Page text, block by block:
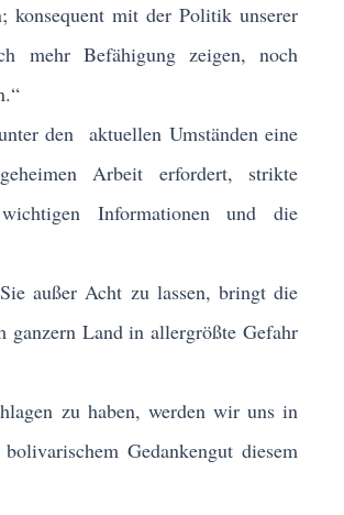
mit der Politik unserer
mehr Befähigung zeigen, noch
den aktuellen Umständen eine
Arbeit erfordert, strikte
Informationen und die
außer Acht zu lassen, bringt die
ganzern Land in allergrößte Gefahr
zu haben, werden wir uns in
Gedankengut diesem